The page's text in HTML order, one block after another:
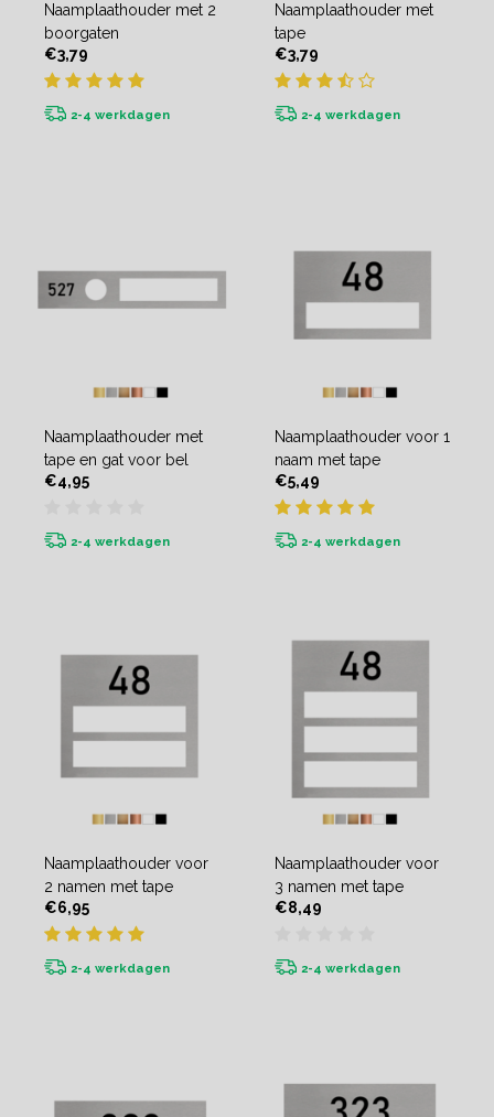
Naamplaathouder met 2
boorgaten
€3,79
2-4 werkdagen
Naamplaathouder met
tape
€3,79
2-4 werkdagen
Naamplaathouder met
tape en gat voor bel
€4,95
2-4 werkdagen
Naamplaathouder voor 1
naam met tape
€5,49
2-4 werkdagen
Naamplaathouder voor
2 namen met tape
€6,95
2-4 werkdagen
Naamplaathouder voor
3 namen met tape
€8,49
2-4 werkdagen